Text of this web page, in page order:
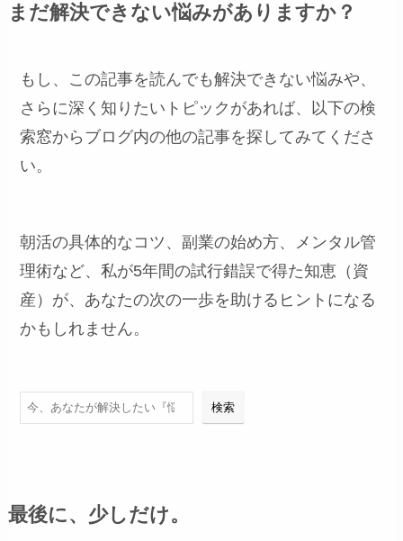
まだ解決できない悩みがありますか？
もし、この記事を読んでも解決できない悩みや、
さらに深く知りたいトピックがあれば、以下の検
索窓からブログ内の他の記事を探してみてくださ
い。
朝活の具体的なコツ、副業の始め方、メンタル管
理術など、私が5年間の試行錯誤で得た知恵（資
産）が、あなたの次の一歩を助けるヒントになる
かもしれません。
検索 検索
最後に、少しだけ。